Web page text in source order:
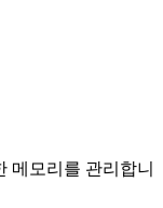
메모리를 관리합니